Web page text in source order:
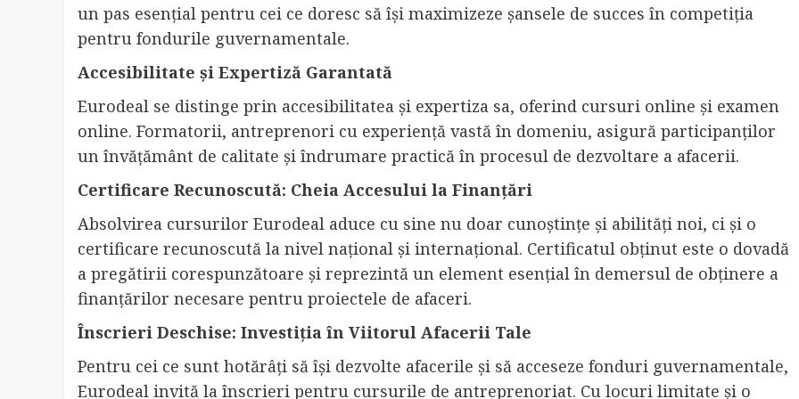
un pas esențial pentru cei ce doresc să își maximizeze șansele de succes în competiția
pentru fondurile guvernamentale.
Accesibilitate și Expertiză Garantată
Eurodeal se distinge prin accesibilitatea și expertiza sa, oferind cursuri online și examen
online. Formatorii, antreprenori cu experiență vastă în domeniu, asigură participanților
un învățământ de calitate și îndrumare practică în procesul de dezvoltare a afacerii.
Certificare Recunoscută: Cheia Accesului la Finanțări
Absolvirea cursurilor Eurodeal aduce cu sine nu doar cunoștințe și abilități noi, ci și o
certificare recunoscută la nivel național și internațional. Certificatul obținut este o dovadă
a pregătirii corespunzătoare și reprezintă un element esențial în demersul de obținere a
finanțărilor necesare pentru proiectele de afaceri.
Înscrieri Deschise: Investiția în Viitorul Afacerii Tale
Pentru cei ce sunt hotărâți să își dezvolte afacerile și să acceseze fonduri guvernamentale,
Eurodeal invită la înscrieri pentru cursurile de antreprenoriat. Cu locuri limitate și o